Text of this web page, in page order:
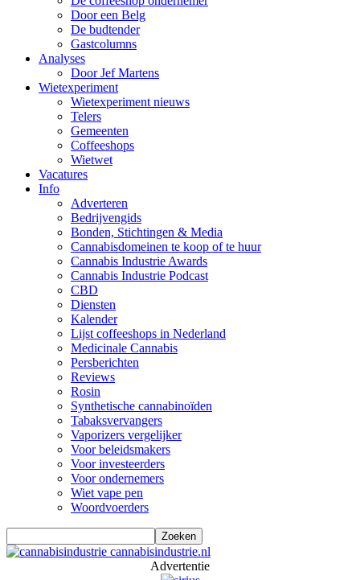
Door een Belg
De budtender
Gastcolumns
Analyses
Door Jef Martens
Wietexperiment
Wietexperiment nieuws
Telers
Gemeenten
Coffeeshops
Wietwet
Vacatures
Info
Adverteren
Bedrijvengids
Bonden, Stichtingen & Media
Cannabisdomeinen te koop of te huur
Cannabis Industrie Awards
Cannabis Industrie Podcast
CBD
Diensten
Kalender
Lijst coffeeshops in Nederland
Medicinale Cannabis
Persberichten
Reviews
Rosin
Synthetische cannabinoïden
Tabaksvervangers
Vaporizers vergelijker
Voor beleidsmakers
Voor investeerders
Voor ondernemers
Wiet vape pen
Woordvoerders
cannabisindustrie.nl
Advertentie